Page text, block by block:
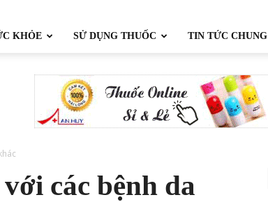
KHỎE SỬ DỤNG THUỐC TIN TỨC CHUNG
các bệnh da